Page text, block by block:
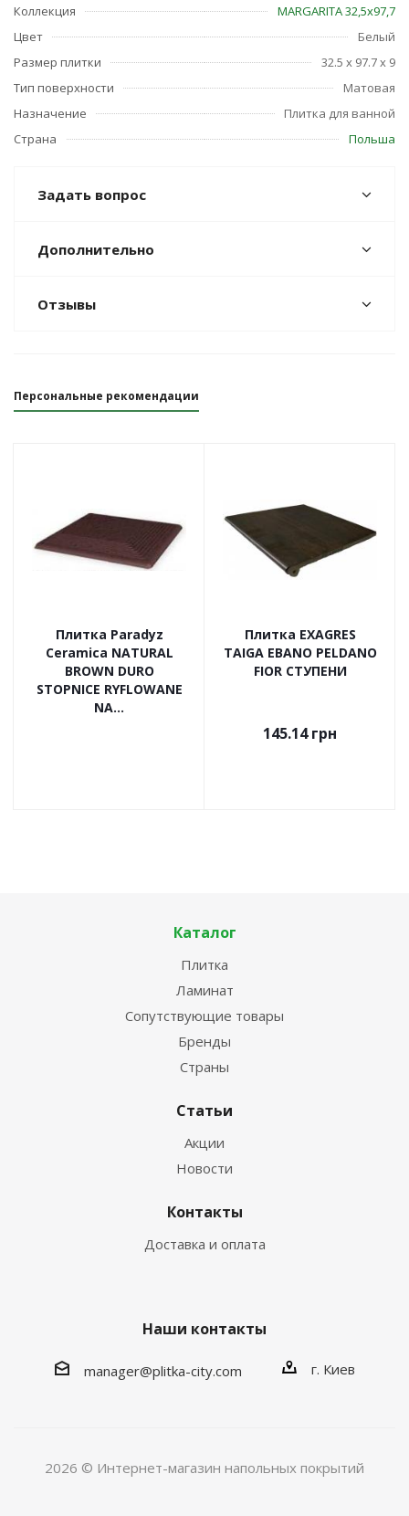
Коллекция
MARGARITA 32,5х97,7
Цвет
Белый
Размер плитки
32.5 x 97.7 x 9
Тип поверхности
Матовая
Назначение
Плитка для ванной
Страна
Польша
Задать вопрос
Дополнительно
Отзывы
Персональные рекомендации
Плитка Paradyz
Ceramica NATURAL
BROWN DURO
STOPNICE RYFLOWANE
NA...
Плитка EXAGRES
TAIGA EBANO PELDANO
FIOR СТУПЕНИ
145.14грн
Каталог
Плитка
Ламинат
Сопутствующие товары
Бренды
Страны
Статьи
Акции
Новости
Контакты
Доставка и оплата
Наши контакты
manager@plitka-city.com г. Киев
2026 © Интернет-магазин напольных покрытий